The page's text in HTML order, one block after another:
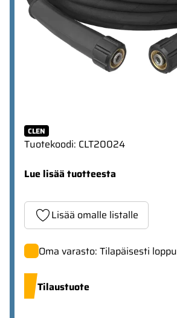
CLEN
Tuotekoodi: CLT20024
Lue lisää tuotteesta
Lisää omalle listalle
Oma varasto: Tilapäisesti loppu
Tilaustuote